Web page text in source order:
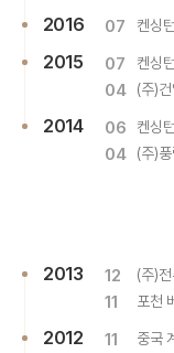
2016 07 켄싱
2015 07 켄싱
04 (주)
2014 06 켄싱
04 (주)
2013 12 (주)
11 포천
2012 11 중국